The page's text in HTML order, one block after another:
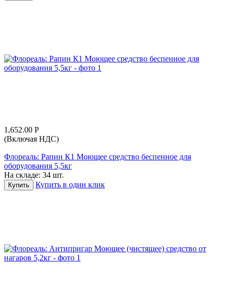
1,652.00 Р
(Включая НДС)
Флореаль: Рапин К1 Моющее средство беспенное для
оборудования 5,5кг
На складе: 34 шт.
Купить Купить в один клик